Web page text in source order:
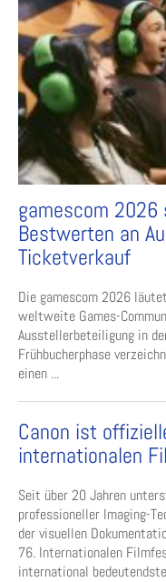
gamescom
Bestwerten an
Ticketverkauf
Die gamescom 2026
weltweite Games-
Ausstellerbeteiligung in
Frühbucherphase
einen ...
Canon ist
internationalen
Seit über 20 Jahren
professioneller Imaging-
der visuellen
76. Internationalen
international